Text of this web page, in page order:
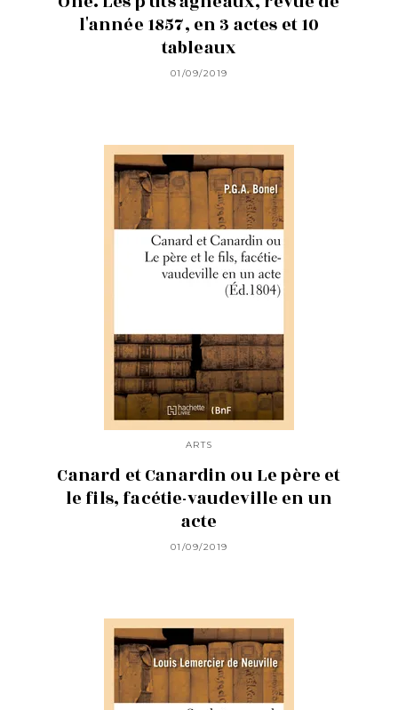
l'année 1857, en 3 actes et 10
tableaux
01/09/2019
ARTS
Canard et Canardin ou Le père et
le fils, facétie-vaudeville en un
acte
01/09/2019